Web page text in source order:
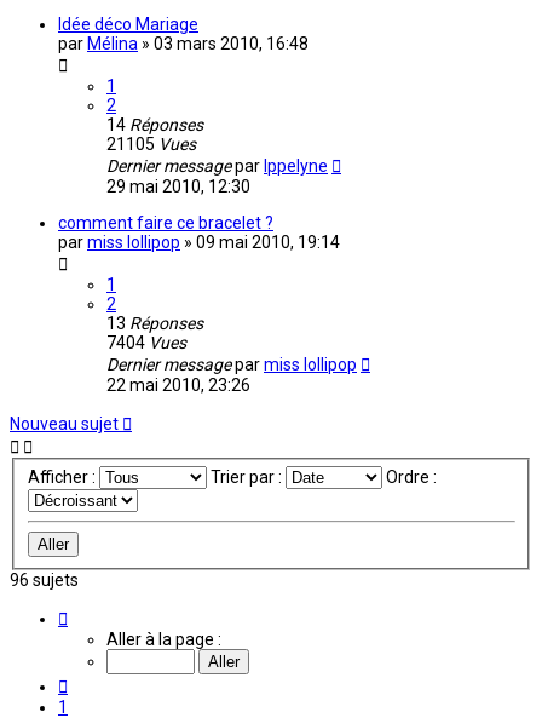
Idée déco Mariage
par Mélina » 03 mars 2010, 16:48
1
2
14 Réponses
21105 Vues
Dernier messagepar Ippelyne
29 mai 2010, 12:30
comment faire ce bracelet ?
parmiss lollipop » 09 mai 2010, 19:14
1
2
13 Réponses
7404 Vues
Dernier messageparmiss lollipop
22 mai 2010, 23:26
Nouveau sujet
Afficher : Trier par : Ordre :
96 sujets
Aller à la page :
1